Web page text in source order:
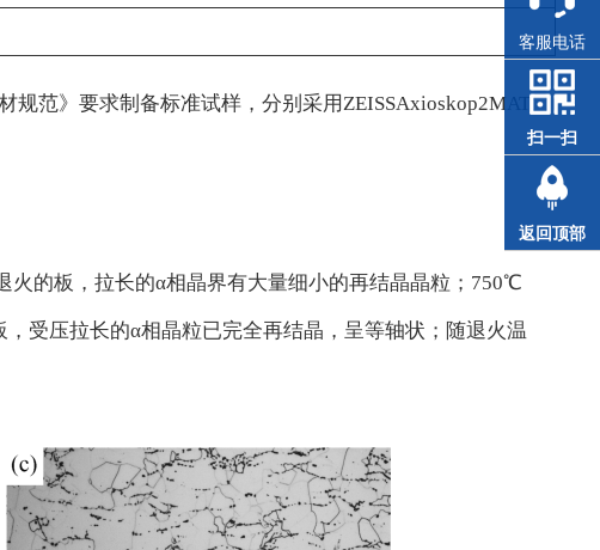
范》要求制备标准试样，分别采用ZEISSAxioskop2MAT
的板，拉长的α相晶界有大量细小的再结晶晶粒；750℃
受压拉长的α相晶粒已完全再结晶，呈等轴状；随退火温
客服电话
扫一扫
返回顶部